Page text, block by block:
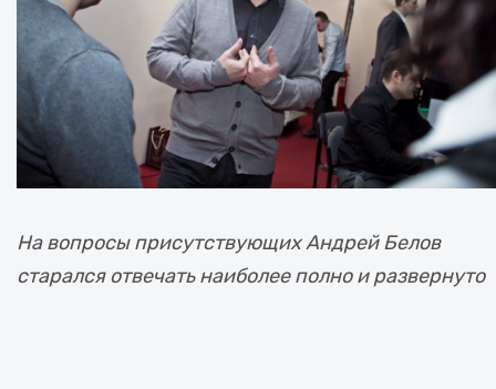
На вопросы присутствующих Андрей Белов
старался отвечать наиболее полно и развернуто